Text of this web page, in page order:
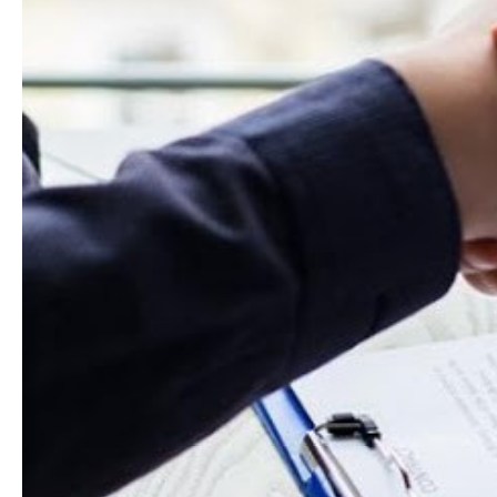
Sosioloji
Araşdırma
Multimedia
Foto
Video
İnfoqrafika
Podcast
Humanitar
Forumunun